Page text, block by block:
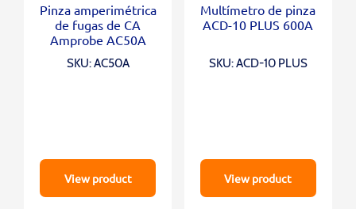
Pinza amperimétrica
de fugas de CA
Amprobe AC50A
SKU: AC50A
View product
Multímetro de pinza
ACD-10 PLUS 600A
SKU: ACD-10 PLUS
View product